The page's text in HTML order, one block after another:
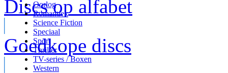
Discs op alfabet
Goedkope discs
Oorlog
Romantiek
Science Fiction
Speciaal
Sport
Thriller
TV-series / Boxen
Western